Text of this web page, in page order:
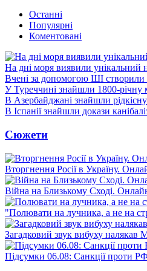
Останні
Популярні
Коментовані
На дні моря виявили унікальний
Вчені за допомогою ШІ створили
У Туреччині знайшли 1800-річну
В Азербайджані знайшли
В Іспанії знайшли докази
Сюжети
Вторгнення Росії в Україну.
Війна на Близькому Сході.
"Полювати на лучника, а не на
Загадковий звук вибуху налякав
Підсумки 06.08: Санкції проти